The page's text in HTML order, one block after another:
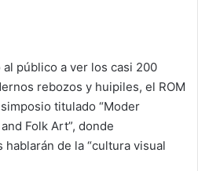
público a ver los casi 200
rebozos y huipiles, el ROM
titulado “Moder
Folk Art”, donde
de la “cultura visual